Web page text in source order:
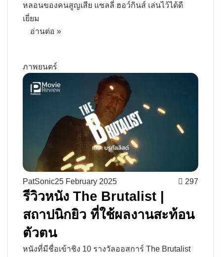
หลอนของคนสูญเสีย แซลลี่ ฮอว์กินส์ เล่นไว้ได้ดี
เยี่ยม
อ่านต่อ »
ภาพยนตร์
PatSonic25 February 2025 297
รีวิวหนัง The Brutalist |
สถาปนิกยิว ที่ใช้ผลงานสะท้อน
ตัวตน
หนังที่มีชื่อเข้าชิง 10 รางวัลออสการ์ The Brutalist